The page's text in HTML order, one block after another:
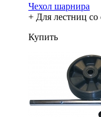
Чехол шарнира
+ Для лестниц со
Купить